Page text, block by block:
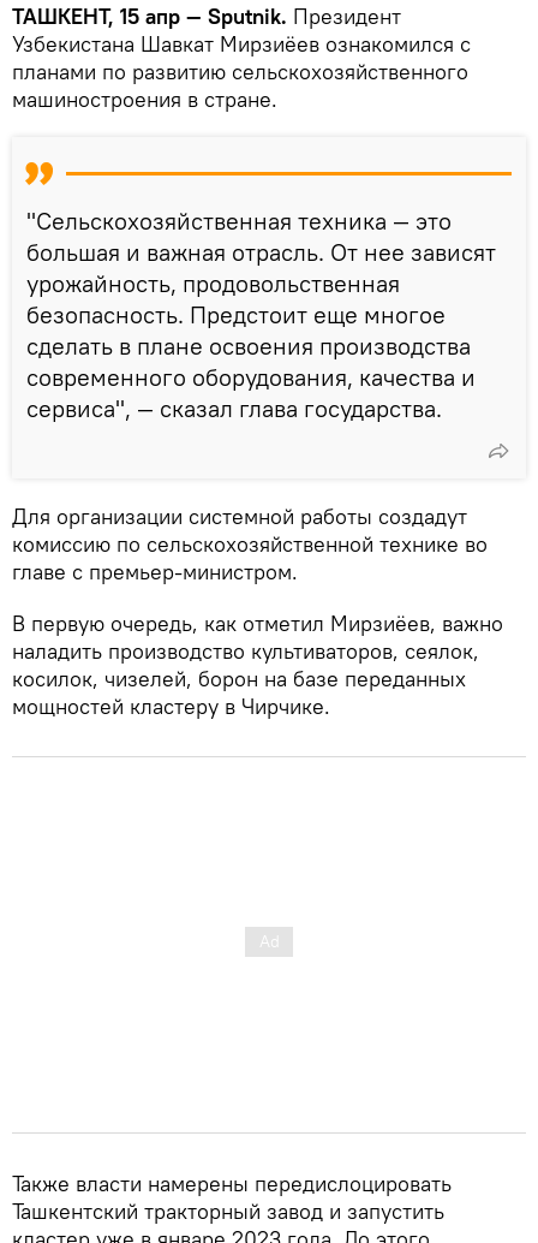
ТАШКЕНТ, 15 апр — Sputnik. Президент
Узбекистана Шавкат Мирзиёев ознакомился с
планами по развитию сельскохозяйственного
машиностроения в стране.
"Сельскохозяйственная техника — это
большая и важная отрасль. От нее зависят
урожайность, продовольственная
безопасность. Предстоит еще многое
сделать в плане освоения производства
современного оборудования, качества и
сервиса", — сказал глава государства.
Для организации системной работы создадут
комиссию по сельскохозяйственной технике во
главе с премьер-министром.
В первую очередь, как отметил Мирзиёев, важно
наладить производство культиваторов, сеялок,
косилок, чизелей, борон на базе переданных
мощностей кластеру в Чирчике.
Также власти намерены передислоцировать
Ташкентский тракторный завод и запустить